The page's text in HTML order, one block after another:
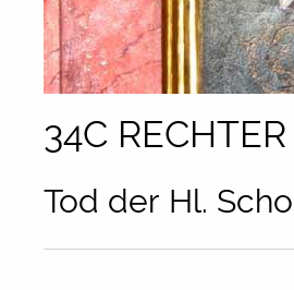
34C
Tod der Hl.